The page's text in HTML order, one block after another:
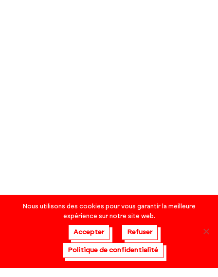
Nous utilisons des cookies pour vous garantir la meilleure
expérience sur notre site web.
Accepter Refuser
Politique de confidentialité